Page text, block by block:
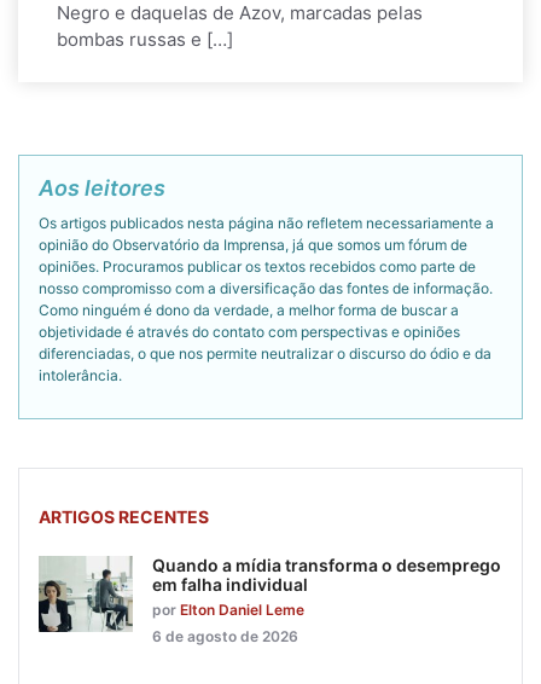
Negro e daquelas de Azov, marcadas pelas
bombas russas e […]
Aos leitores
Os artigos publicados nesta página não refletem necessariamente a
opinião do Observatório da Imprensa, já que somos um fórum de
opiniões. Procuramos publicar os textos recebidos como parte de
nosso compromisso com a diversificação das fontes de informação.
Como ninguém é dono da verdade, a melhor forma de buscar a
objetividade é através do contato com perspectivas e opiniões
diferenciadas, o que nos permite neutralizar o discurso do ódio e da
intolerância.
ARTIGOS RECENTES
Quando a mídia transforma o desemprego
em falha individual
por Elton Daniel Leme
6 de agosto de 2026